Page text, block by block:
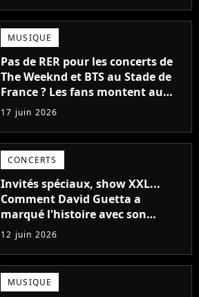
MUSIQUE
Pas de RER pour les concerts de
The Weeknd et BTS au Stade de
France ? Les fans montent au
créneau et font plier la RATP
17 juin 2026
CONCERTS
Invités spéciaux, show XXL...
Comment David Guetta a
marqué l'histoire avec son
concert explosif au Stade de
France
12 juin 2026
MUSIQUE